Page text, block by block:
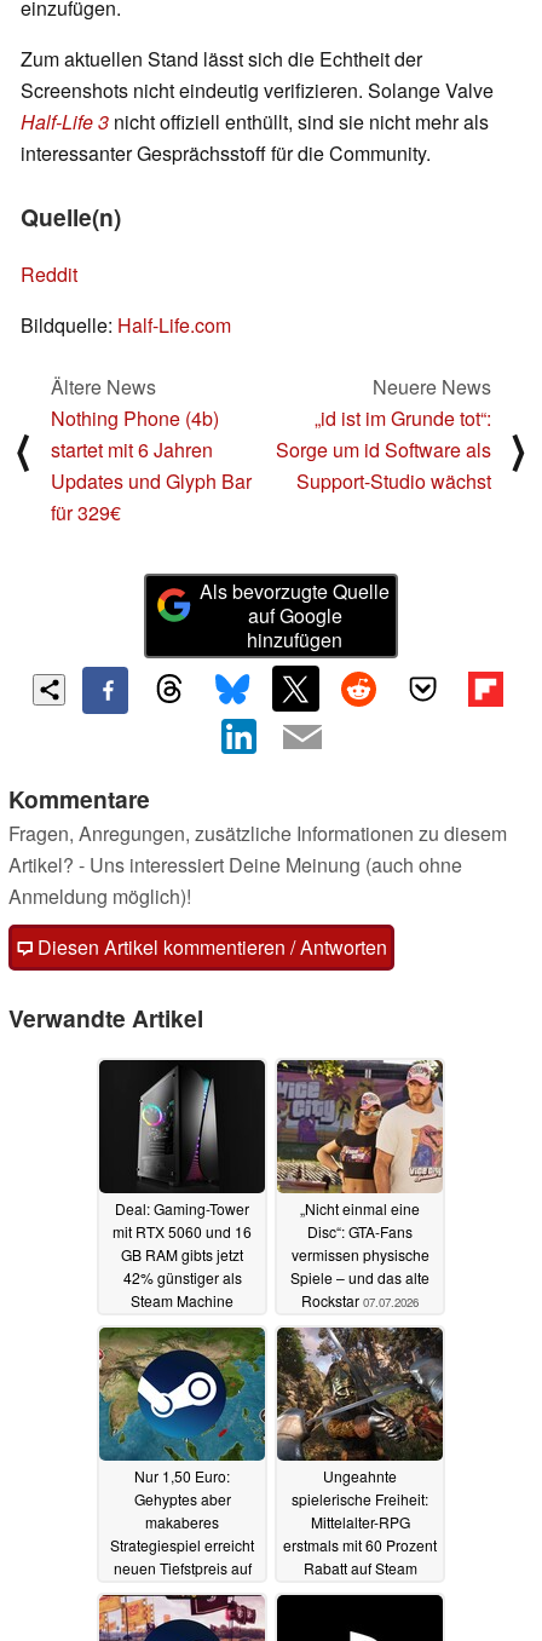
einzufügen.
Zum aktuellen Stand lässt sich die Echtheit der
Screenshots nicht eindeutig verifizieren. Solange Valve
Half-Life 3 nicht offiziell enthüllt, sind sie nicht mehr als
interessanter Gesprächsstoff für die Community.
Quelle(n)
Reddit
Bildquelle: Half-Life.com
⟨
Ältere News
Nothing Phone (4b)
startet mit 6 Jahren
Updates und Glyph Bar
für 329€
Neuere News
„id ist im Grunde tot“:
Sorge um id Software als
Support-Studio wächst
⟩
Als bevorzugte Quelle
auf Google
hinzufügen
Kommentare
Fragen, Anregungen, zusätzliche Informationen zu diesem
Artikel? - Uns interessiert Deine Meinung (auch ohne
Anmeldung möglich)!
Diesen Artikel kommentieren / Antworten
Verwandte Artikel
Deal: Gaming-Tower
mit RTX 5060 und 16
GB RAM gibts jetzt
42% günstiger als
Steam Machine
07.07.2026
„Nicht einmal eine
Disc“: GTA-Fans
vermissen physische
Spiele – und das alte
Rockstar 07.07.2026
Nur 1,50 Euro:
Gehyptes aber
makaberes
Strategiespiel erreicht
neuen Tiefstpreis auf
Steam07.07.2026
Ungeahnte
spielerische Freiheit:
Mittelalter-RPG
erstmals mit 60 Prozent
Rabatt auf Steam
07.07.2026